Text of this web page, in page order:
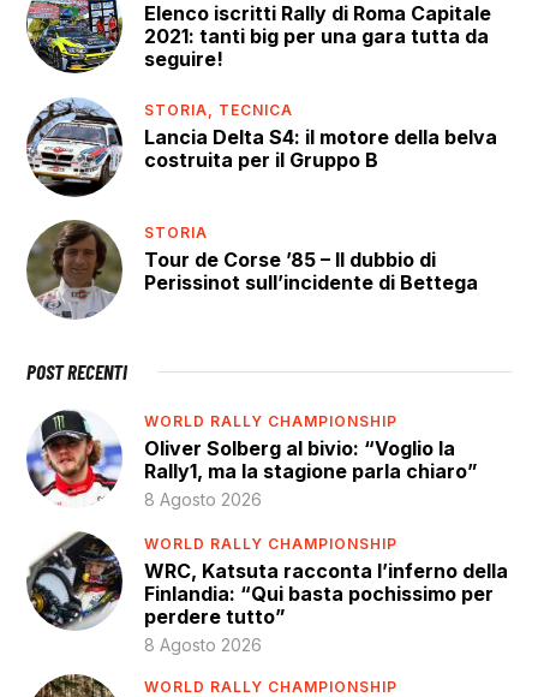
Elenco iscritti Rally di Roma Capitale
2021: tanti big per una gara tutta da
seguire!
STORIA, TECNICA
Lancia Delta S4: il motore della belva
costruita per il Gruppo B
STORIA
Tour de Corse ’85 – Il dubbio di
Perissinot sull’incidente di Bettega
POST RECENTI
WORLD RALLY CHAMPIONSHIP
Oliver Solberg al bivio: “Voglio la
Rally1, ma la stagione parla chiaro”
8 Agosto 2026
WORLD RALLY CHAMPIONSHIP
WRC, Katsuta racconta l’inferno della
Finlandia: “Qui basta pochissimo per
perdere tutto”
8 Agosto 2026
WORLD RALLY CHAMPIONSHIP